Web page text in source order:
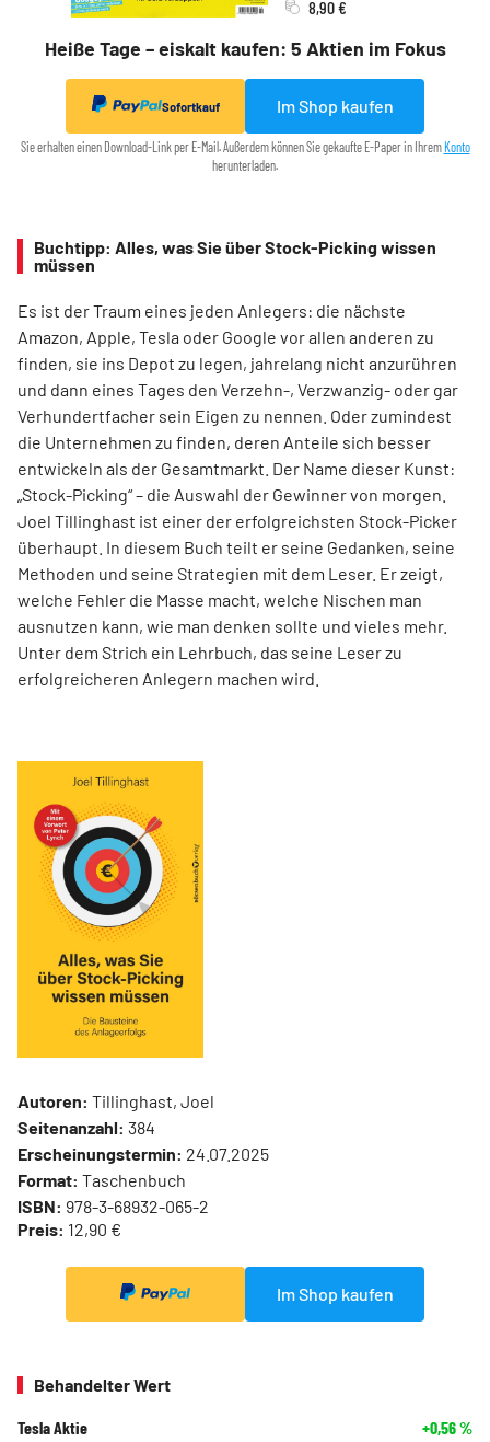
Heiße Tage – eiskalt kaufen: 5 Aktien im Fokus
8,90 €
Sofortkauf Im Shop kaufen
Sie erhalten einen Download-Link per E-Mail. Außerdem können Sie gekaufte E-Paper in Ihrem Konto
herunterladen.
Buchtipp: Alles, was Sie über Stock-Picking wissen
müssen
Es ist der Traum eines jeden Anlegers: die nächste
Amazon, Apple, Tesla oder Google vor allen anderen zu
finden, sie ins Depot zu legen, jahrelang nicht anzurühren
und dann eines Tages den Verzehn-, Verzwanzig- oder gar
Verhundertfacher sein Eigen zu nennen. Oder zumindest
die Unternehmen zu finden, deren Anteile sich besser
entwickeln als der Gesamtmarkt. Der Name dieser Kunst:
„Stock-Picking“ – die Auswahl der Gewinner von morgen.
Joel Tillinghast ist einer der erfolgreichsten Stock-Picker
überhaupt. In diesem Buch teilt er seine Gedanken, seine
Methoden und seine Strategien mit dem Leser. Er zeigt,
welche Fehler die Masse macht, welche Nischen man
ausnutzen kann, wie man denken sollte und vieles mehr.
Unter dem Strich ein Lehrbuch, das seine Leser zu
erfolgreicheren Anlegern machen wird.
Autoren: Tillinghast, Joel
Seitenanzahl: 384
Erscheinungstermin: 24.07.2025
Format: Taschenbuch
ISBN: 978-3-68932-065-2
Preis: 12,90 €
Im Shop kaufen
Behandelter Wert
Tesla Aktie +0,56%